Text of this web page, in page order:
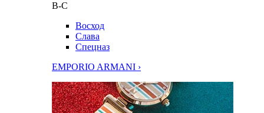
В-С
Восход
Слава
Спецназ
EMPORIO ARMANI ›